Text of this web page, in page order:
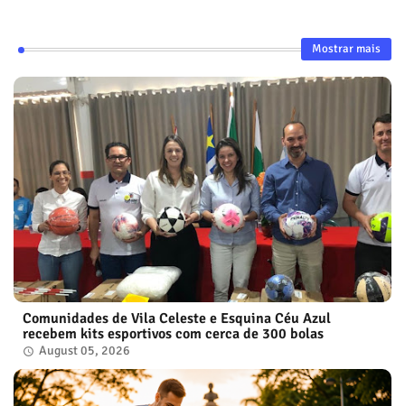
Mostrar mais
Comunidades de Vila Celeste e Esquina Céu Azul
recebem kits esportivos com cerca de 300 bolas
August 05, 2026